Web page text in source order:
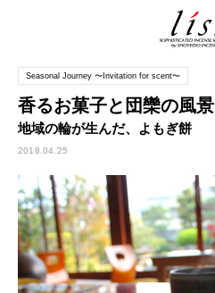
Seasonal Journey 〜Invitation for scent〜
香るお菓子と団欒の風景
地域の輪が生んだ、よもぎ餅
2018.04.25